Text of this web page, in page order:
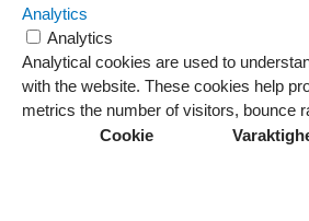
Analytics
Analytics
Analytical cookies are used to
with the website. These cookies help
metrics the number of visitors, bounce
Cookie